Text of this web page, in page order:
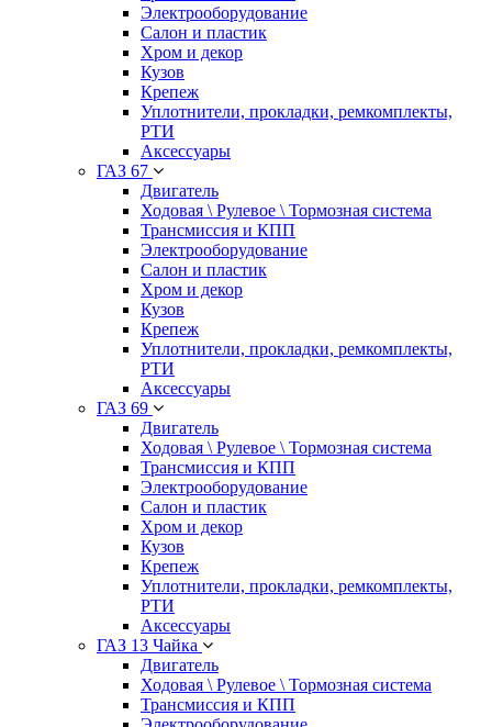
Электрооборудование
Салон и пластик
Хром и декор
Кузов
Крепеж
Уплотнители, прокладки, ремкомплекты,
РТИ
Аксессуары
ГАЗ 67
Двигатель
Ходовая \ Рулевое \ Тормозная система
Трансмиссия и КПП
Электрооборудование
Салон и пластик
Хром и декор
Кузов
Крепеж
Уплотнители, прокладки, ремкомплекты,
РТИ
Аксессуары
ГАЗ 69
Двигатель
Ходовая \ Рулевое \ Тормозная система
Трансмиссия и КПП
Электрооборудование
Салон и пластик
Хром и декор
Кузов
Крепеж
Уплотнители, прокладки, ремкомплекты,
РТИ
Аксессуары
ГАЗ 13 Чайка
Двигатель
Ходовая \ Рулевое \ Тормозная система
Трансмиссия и КПП